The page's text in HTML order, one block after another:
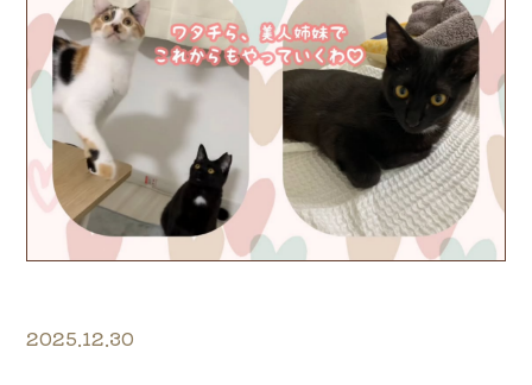
2025.12.30